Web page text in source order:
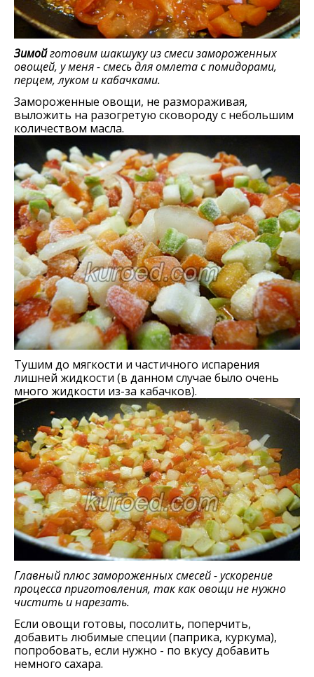
Зимойготовим шакшуку из смеси замороженных
овощей, у меня - смесь для омлета с помидорами,
перцем, луком и кабачками.
Замороженные овощи, не размораживая,
выложить на разогретую сковороду с небольшим
количеством масла.
Тушим до мягкости и частичного испарения
лишней жидкости (в данном случае было очень
много жидкости из-за кабачков).
Главный плюс замороженных смесей - ускорение
процесса приготовления, так как овощи не нужно
чистить и нарезать.
Если овощи готовы, посолить, поперчить,
добавить любимые специи (паприка, куркума),
попробовать, если нужно - по вкусу добавить
немного сахара.